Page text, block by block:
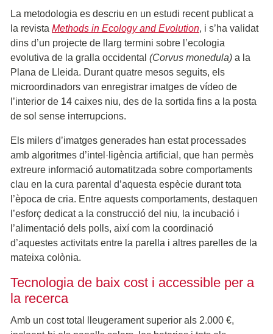
La metodologia es descriu en un estudi recent publicat a
la revista Methods in Ecology and Evolution, i s’ha validat
dins d’un projecte de llarg termini sobre l’ecologia
evolutiva de la gralla occidental (Corvus monedula) a la
Plana de Lleida. Durant quatre mesos seguits, els
microordinadors van enregistrar imatges de vídeo de
l’interior de 14 caixes niu, des de la sortida fins a la posta
de sol sense interrupcions.
Els milers d’imatges generades han estat processades
amb algoritmes d’intel·ligència artificial, que han permès
extreure informació automatitzada sobre comportaments
clau en la cura parental d’aquesta espècie durant tota
l’època de cria. Entre aquests comportaments, destaquen
l’esforç dedicat a la construcció del niu, la incubació i
l’alimentació dels polls, així com la coordinació
d’aquestes activitats entre la parella i altres parelles de la
mateixa colònia.
Tecnologia de baix cost i accessible per a
la recerca
Amb un cost total lleugerament superior als 2.000 €,